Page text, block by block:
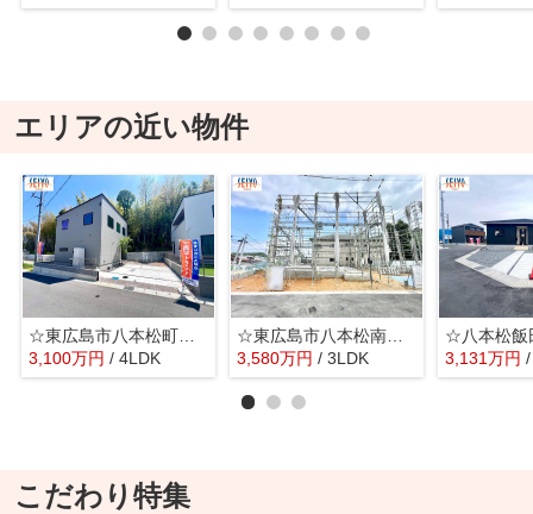
エリアの近い物件
☆東広島市八本松町米満字蛇ノ釜 新規分譲☆
3,100万円 / 4LDK
☆東広島市八本松南５丁目 新規分譲☆
3,580万円 / 3LDK 3,131万円
こだわり特集